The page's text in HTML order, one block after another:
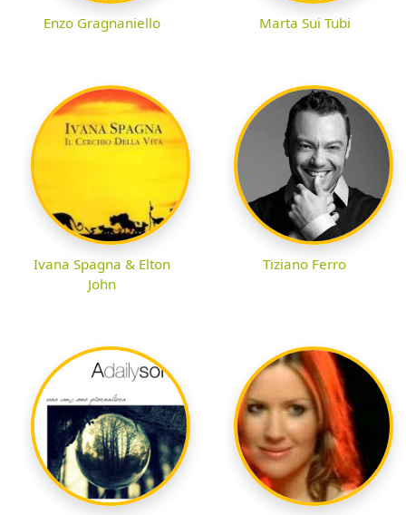
Enzo Gragnaniello Marta Sui Tubi
Ivana Spagna & Elton
John
Tiziano Ferro